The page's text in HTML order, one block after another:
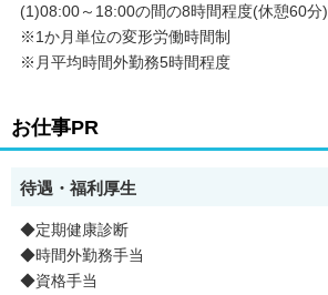
(1)08:00～18:00の間の8時間程度(休憩60分)
※1か月単位の変形労働時間制
※月平均時間外勤務5時間程度
お仕事PR
待遇・福利厚生
◆定期健康診断
◆時間外勤務手当
◆資格手当